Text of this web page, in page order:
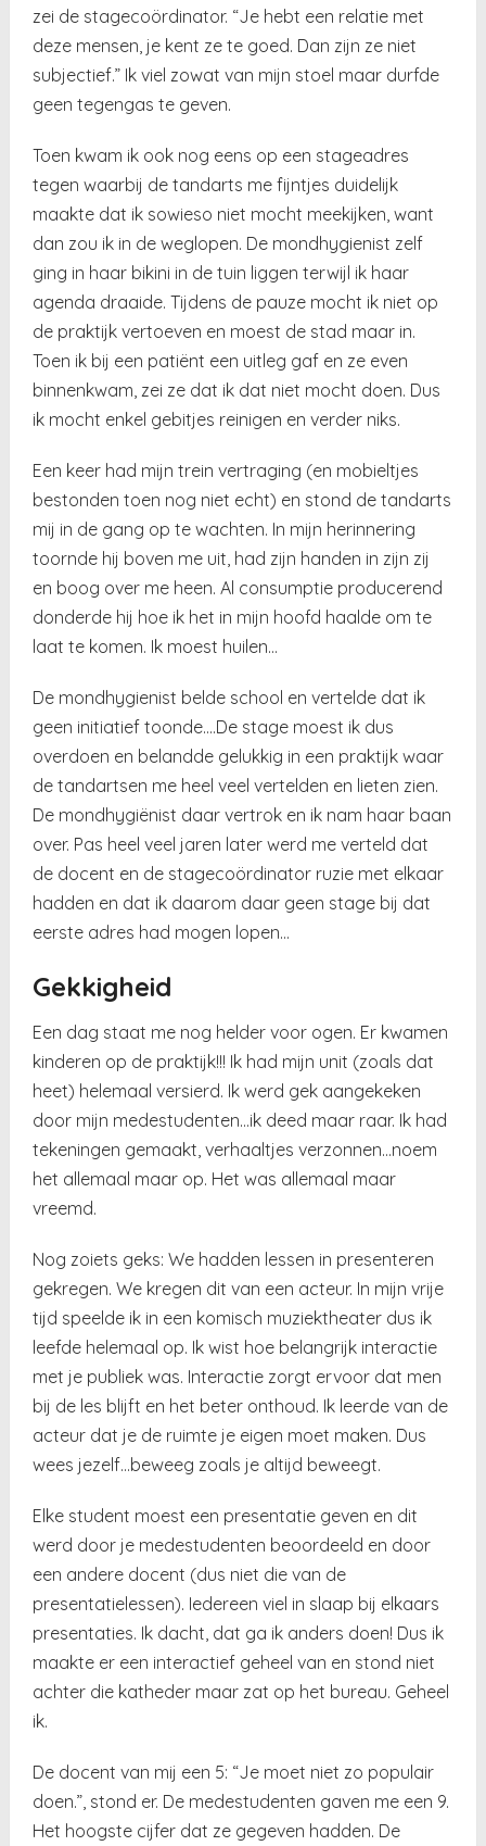
zei de stagecoördinator. “Je hebt een relatie met
deze mensen, je kent ze te goed. Dan zijn ze niet
subjectief.” Ik viel zowat van mijn stoel maar durfde
geen tegengas te geven.
Toen kwam ik ook nog eens op een stageadres
tegen waarbij de tandarts me fijntjes duidelijk
maakte dat ik sowieso niet mocht meekijken, want
dan zou ik in de weglopen. De mondhygienist zelf
ging in haar bikini in de tuin liggen terwijl ik haar
agenda draaide. Tijdens de pauze mocht ik niet op
de praktijk vertoeven en moest de stad maar in.
Toen ik bij een patiënt een uitleg gaf en ze even
binnenkwam, zei ze dat ik dat niet mocht doen. Dus
ik mocht enkel gebitjes reinigen en verder niks.
Een keer had mijn trein vertraging (en mobieltjes
bestonden toen nog niet echt) en stond de tandarts
mij in de gang op te wachten. In mijn herinnering
toornde hij boven me uit, had zijn handen in zijn zij
en boog over me heen. Al consumptie producerend
donderde hij hoe ik het in mijn hoofd haalde om te
laat te komen. Ik moest huilen…
De mondhygienist belde school en vertelde dat ik
geen initiatief toonde….De stage moest ik dus
overdoen en belandde gelukkig in een praktijk waar
de tandartsen me heel veel vertelden en lieten zien.
De mondhygiënist daar vertrok en ik nam haar baan
over. Pas heel veel jaren later werd me verteld dat
de docent en de stagecoördinator ruzie met elkaar
hadden en dat ik daarom daar geen stage bij dat
eerste adres had mogen lopen…
Gekkigheid
Een dag staat me nog helder voor ogen. Er kwamen
kinderen op de praktijk!!! Ik had mijn unit (zoals dat
heet) helemaal versierd. Ik werd gek aangekeken
door mijn medestudenten…ik deed maar raar. Ik had
tekeningen gemaakt, verhaaltjes verzonnen…noem
het allemaal maar op. Het was allemaal maar
vreemd.
Nog zoiets geks: We hadden lessen in presenteren
gekregen. We kregen dit van een acteur. In mijn vrije
tijd speelde ik in een komisch muziektheater dus ik
leefde helemaal op. Ik wist hoe belangrijk interactie
met je publiek was. Interactie zorgt ervoor dat men
bij de les blijft en het beter onthoud. Ik leerde van de
acteur dat je de ruimte je eigen moet maken. Dus
wees jezelf…beweeg zoals je altijd beweegt.
Elke student moest een presentatie geven en dit
werd door je medestudenten beoordeeld en door
een andere docent (dus niet die van de
presentatielessen). Iedereen viel in slaap bij elkaars
presentaties. Ik dacht, dat ga ik anders doen! Dus ik
maakte er een interactief geheel van en stond niet
achter die katheder maar zat op het bureau. Geheel
ik.
De docent van mij een 5: “Je moet niet zo populair
doen.”, stond er. De medestudenten gaven me een 9.
Het hoogste cijfer dat ze gegeven hadden. De